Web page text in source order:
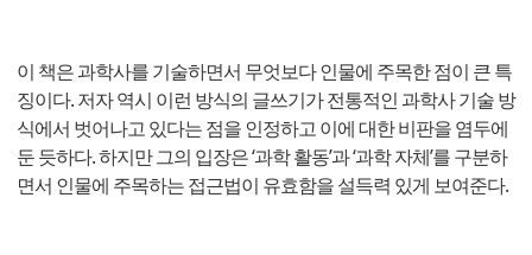
이 책은 과학사를 기술하면서 무엇보다 인물에 주목한 점이 큰 특
징이다. 저자 역시 이런 방식의 글쓰기가 전통적인 과학사 기술 방
식에서 벗어나고 있다는 점을 인정하고 이에 대한 비판을 염두에
둔 듯하다. 하지만 그의 입장은 ‘과학 활동’과 ‘과학 자체’를 구분하
면서 인물에 주목하는 접근법이 유효함을 설득력 있게 보여준다.